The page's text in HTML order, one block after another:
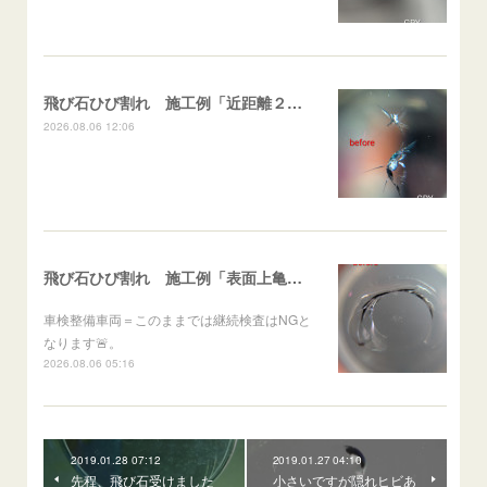
飛び石ひび割れ 施工例「近距離２箇所・パーシャル系+スターブレイク系」ハイエース
2026.08.06 12:06
飛び石ひび割れ 施工例「表面上亀裂・ダメージクラック」ステラ
車検整備車両＝このままでは継続検査はNGと
なります🚨。
2026.08.06 05:16
2019.01.28 07:12
先程、飛び石受けました
2019.01.27 04:10
小さいですが隠れヒビあ